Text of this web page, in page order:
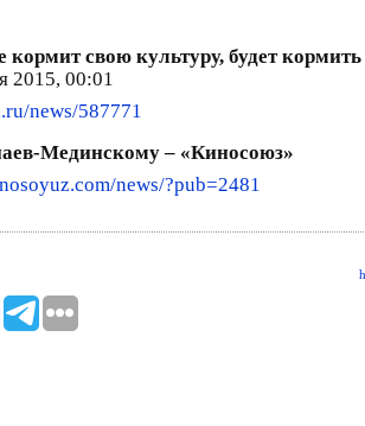
кормит свою культуру, будет
2015, 00:01
news/587771
Мединскому – «Киносоюз»
news/?pub=2481